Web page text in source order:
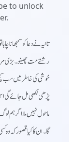
to unlock
تانیہ نے دعا کو سمجھانا
رشتے مت چھینو۔ بڑی
خوشی کی خاطر میں سب
پڑھی لکھی مل جائے گی
ماحول نہیں ملا اگر
گا۔ ان کا کیا قصور کہ